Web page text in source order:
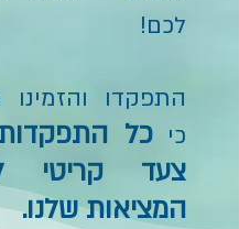
לכם!
התפקדו והזמינו
כיכל
צעד קריטי
המציאות שלנו.